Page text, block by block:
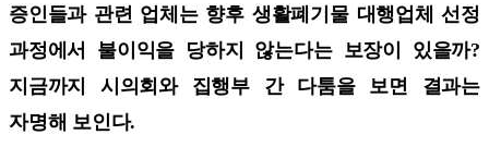
증인들과 관련 업체는 향후 생활폐기물 대행업체 선정
과정에서 불이익을 당하지 않는다는 보장이 있을까?
지금까지 시의회와 집행부 간 다툼을 보면 결과는
자명해 보인다.